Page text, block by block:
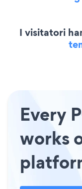
I visitatori
Every
works